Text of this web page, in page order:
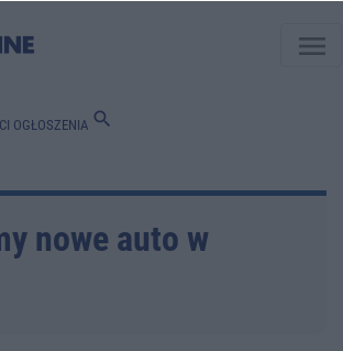
menu
OGŁOSZENIA search
nowe auto w